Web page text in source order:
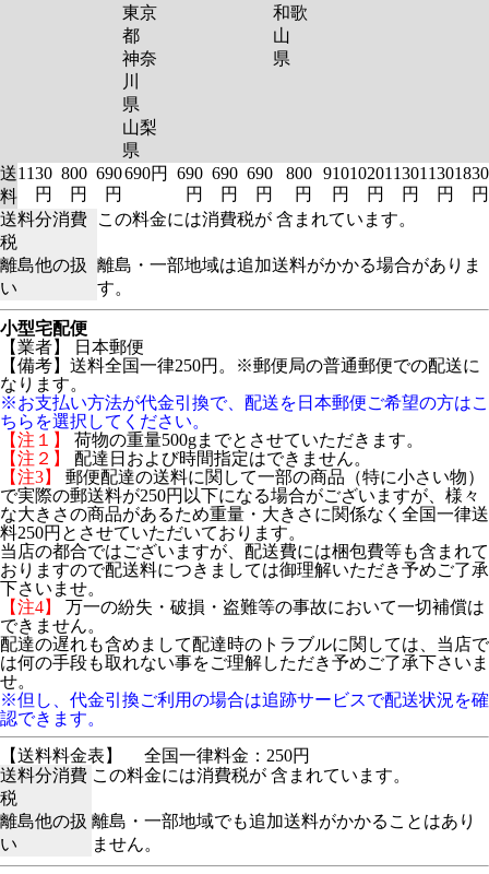
東京
都
神奈
川
県
山梨
県
和歌
山
県
送
料
1130
円
800
円
690
円
690円
690
円
690
円
690
円
800
円
910
円
1020
円
1130
円
1130
円
1830
円
送料分消費
税
この料金には消費税が 含まれています。
離島他の扱
い
離島・一部地域は追加送料がかかる場合がありま
す。
小型宅配便
【業者】 日本郵便
【備考】送料全国一律250円。※郵便局の普通郵便での配送に
なります。
※お支払い方法が代金引換で、配送を日本郵便ご希望の方はこ
ちらを選択してください。
【注１】
荷物の重量500gまでとさせていただきます。
【注２】
配達日および時間指定はできません。
【注3】
郵便配達の送料に関して一部の商品（特に小さい物）
で実際の郵送料が250円以下になる場合がございますが、様々
な大きさの商品があるため重量・大きさに関係なく全国一律送
料250円とさせていただいております。
当店の都合ではございますが、配送費には梱包費等も含まれて
おりますので配送料につきましては御理解いただき予めご了承
下さいませ。
【注4】
万一の紛失・破損・盗難等の事故において一切補償は
できません。
配達の遅れも含めまして配達時のトラブルに関しては、当店で
は何の手段も取れない事をご理解しただき予めご了承下さいま
せ。
※但し、代金引換ご利用の場合は追跡サービスで配送状況を確
認できます。
【送料料金表】
全国一律料金：250円
送料分消費
税
この料金には消費税が 含まれています。
離島他の扱
い
離島・一部地域でも追加送料がかかることはあり
ません。